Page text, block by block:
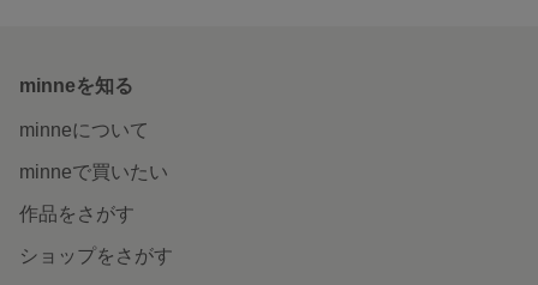
minneを知る
minneについて
minneで買いたい
作品をさがす
ショップをさがす